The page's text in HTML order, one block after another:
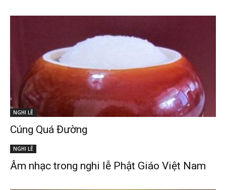
NGHI LỄ
Cúng Quá Đường
NGHI LỄ
Âm nhạc trong nghi lễ Phật Giáo Việt Nam